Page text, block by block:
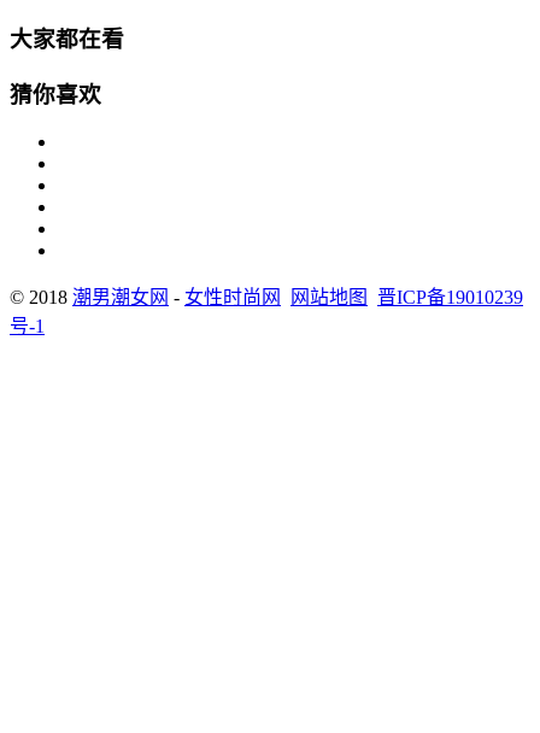
大家都在看
猜你喜欢
© 2018 潮男潮女网 - 女性时尚网 网站地图
晋ICP备19010239
号-1